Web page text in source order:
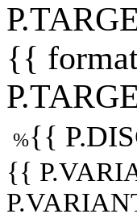
{{
%{{
{{